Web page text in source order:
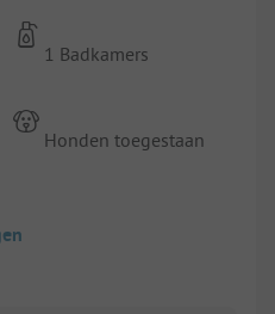
1 Badkamers
Honden toegestaan